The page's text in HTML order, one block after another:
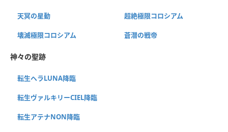
天冥の星動 超絶極限コロシアム
壊滅極限コロシアム 蒼潜の戦帝
神々の聖跡
転生ヘラLUNA降臨
転生ヴァルキリーCIEL降臨
転生アテナNON降臨